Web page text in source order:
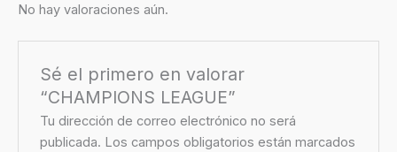
No hay valoraciones aún.
Sé el primero en valorar
“CHAMPIONS LEAGUE”
Tu dirección de correo electrónico no será
publicada. Los campos obligatorios están marcados